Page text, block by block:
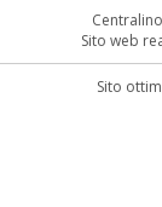
Sito web
Sito